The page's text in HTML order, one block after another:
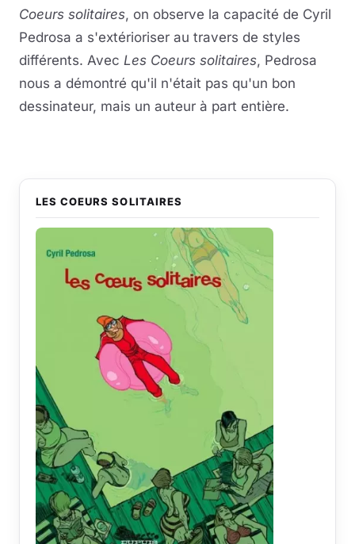
Coeurs solitaires, on observe la capacité de Cyril
Pedrosa a s'extérioriser au travers de styles
différents. Avec Les Coeurs solitaires, Pedrosa
nous a démontré qu'il n'était pas qu'un bon
dessinateur, mais un auteur à part entière.
LES COEURS SOLITAIRES